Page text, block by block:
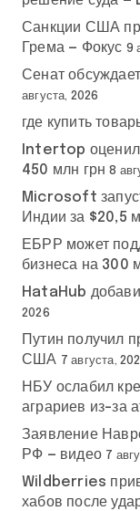
Санкции США
Грема — Фокус 9
Сенат
августа, 2026
где купить
Intertop оценил
450 млн грн 8
Microsoft
Индии за $20,5
ЕБРР может
бизнеса на 300
HataHub
2026
Путин получил
США 7 августа,
НБУ ослабил
аграриев из-за
Заявление
РФ — видео 7
Wildberries
хабов после